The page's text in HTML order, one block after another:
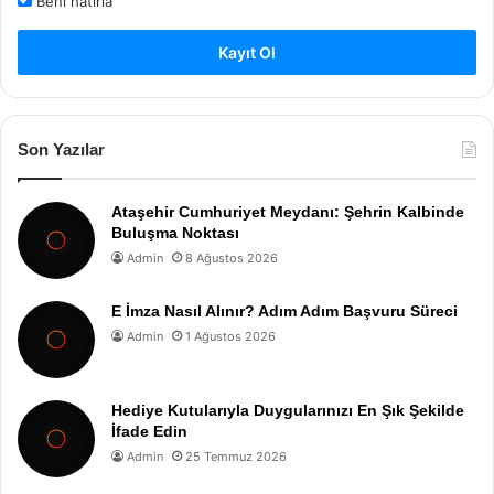
Kayıt Ol
Son Yazılar
Ataşehir Cumhuriyet Meydanı: Şehrin Kalbinde
Buluşma Noktası
Admin 8 Ağustos 2026
E İmza Nasıl Alınır? Adım Adım Başvuru Süreci
Admin 1 Ağustos 2026
Hediye Kutularıyla Duygularınızı En Şık Şekilde
İfade Edin
Admin 25 Temmuz 2026